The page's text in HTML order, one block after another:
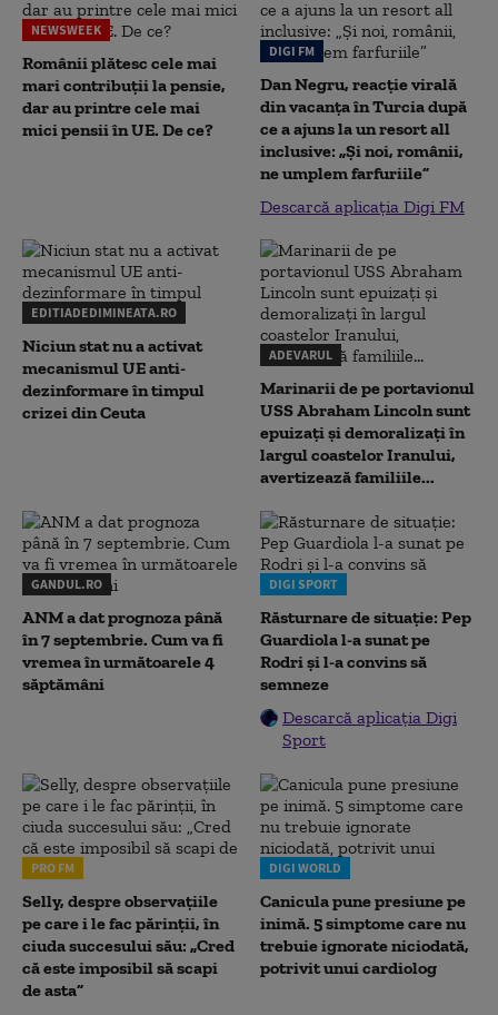
NEWSWEEK
Românii plătesc cele mai
mari contribuții la pensie,
dar au printre cele mai
mici pensii în UE. De ce?
DIGI FM
Dan Negru, reacție virală
din vacanța în Turcia după
ce a ajuns la un resort all
inclusive: „Și noi, românii,
ne umplem farfuriile”
Descarcă aplicația Digi FM
EDITIADEDIMINEATA.RO
Niciun stat nu a activat
mecanismul UE anti-
dezinformare în timpul
crizei din Ceuta
ADEVARUL
Marinarii de pe portavionul
USS Abraham Lincoln sunt
epuizați și demoralizați în
largul coastelor Iranului,
avertizează familiile...
GANDUL.RO
ANM a dat prognoza până
în 7 septembrie. Cum va fi
vremea în următoarele 4
săptămâni
DIGI SPORT
Răsturnare de situație: Pep
Guardiola l-a sunat pe
Rodri și l-a convins să
semneze
Descarcă aplicația Digi
Sport
PRO FM
Selly, despre observațiile
pe care i le fac părinții, în
ciuda succesului său: „Cred
că este imposibil să scapi
de asta”
DIGI WORLD
Canicula pune presiune pe
inimă. 5 simptome care nu
trebuie ignorate niciodată,
potrivit unui cardiolog